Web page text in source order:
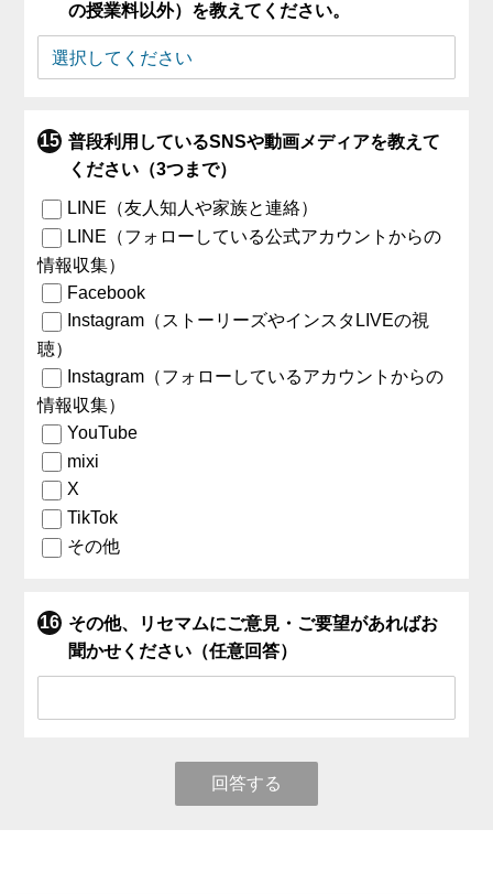
の授業料以外）を教えてください。
普段利用しているSNSや動画メディアを教えて
ください（3つまで）
LINE（友人知人や家族と連絡）
LINE（フォローしている公式アカウントからの
情報収集）
Facebook
Instagram（ストーリーズやインスタLIVEの視
聴）
Instagram（フォローしているアカウントからの
情報収集）
YouTube
mixi
X
TikTok
その他
その他、リセマムにご意見・ご要望があればお
聞かせください（任意回答）
回答する